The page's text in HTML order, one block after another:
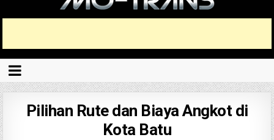
Pilihan Rute dan Biaya Angkot di
Kota Batu